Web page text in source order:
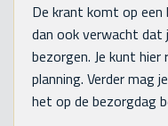
De krant komt op
dan ook verwacht dat
bezorgen. Je kunt hier
planning. Verder mag
het op de bezorgdag